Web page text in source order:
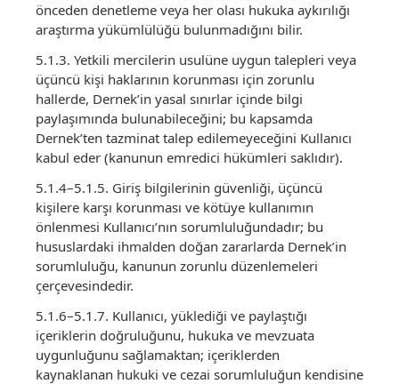
önceden denetleme veya her olası hukuka aykırılığı
araştırma yükümlülüğü bulunmadığını bilir.
5.1.3. Yetkili mercilerin usulüne uygun talepleri veya
üçüncü kişi haklarının korunması için zorunlu
hallerde, Dernek’in yasal sınırlar içinde bilgi
paylaşımında bulunabileceğini; bu kapsamda
Dernek’ten tazminat talep edilemeyeceğini Kullanıcı
kabul eder (kanunun emredici hükümleri saklıdır).
5.1.4–5.1.5. Giriş bilgilerinin güvenliği, üçüncü
kişilere karşı korunması ve kötüye kullanımın
önlenmesi Kullanıcı’nın sorumluluğundadır; bu
hususlardaki ihmalden doğan zararlarda Dernek’in
sorumluluğu, kanunun zorunlu düzenlemeleri
çerçevesindedir.
5.1.6–5.1.7. Kullanıcı, yüklediği ve paylaştığı
içeriklerin doğruluğunu, hukuka ve mevzuata
uygunluğunu sağlamaktan; içeriklerden
kaynaklanan hukuki ve cezai sorumluluğun kendisine